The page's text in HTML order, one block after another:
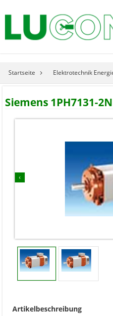
Startseite Elektrotechnik
Siemens 1PH7131-
‹
Artikelbeschreibung